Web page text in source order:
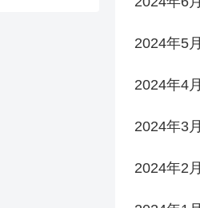
2024年5月
2024年4月
2024年3月
2024年2月